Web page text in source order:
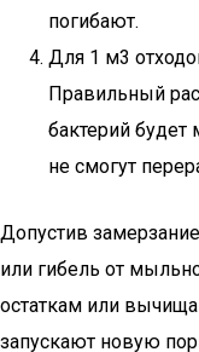
погибают.
Для 1 м3
Правильный
бактерий будет
не смогут
Допустив
или гибель от
остаткам или
запускают новую